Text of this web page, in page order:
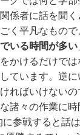
係者に話を聞
く平凡なもので
いる時間が多い
かけるだけでは
ています。逆
ればいけない
諸々の作業に
参戦すると話